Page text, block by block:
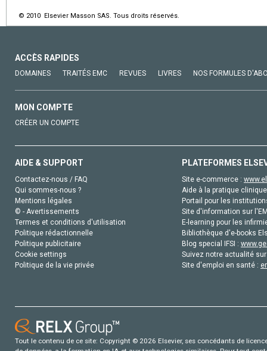
© 2010 Elsevier Masson SAS. Tous droits réservés.
ACCÈS RAPIDES
DOMAINES TRAITÉS EMC REVUES LIVRES NOS FORMULES
MON COMPTE
CRÉER UN COMPTE
AIDE & SUPPORT
Contactez-nous / FAQ
Qui sommes-nous ?
Mentions légales
© - Avertissements
Termes et conditions d'utilisation
Politique rédactionnelle
Politique publicitaire
Cookie settings
Politique de la vie privée
PLATEFORMES
Site e-commerce :
Aide à la pratique
Portail pour les
Site d'information sur
E-learning pour les
Bibliothèque d'e-books
Blog special IFSI :
Suivez notre actualité
Site d'emploi en santé :
Tout le contenu de ce site: Copyright © 2026 Elsevier, ses concédants de